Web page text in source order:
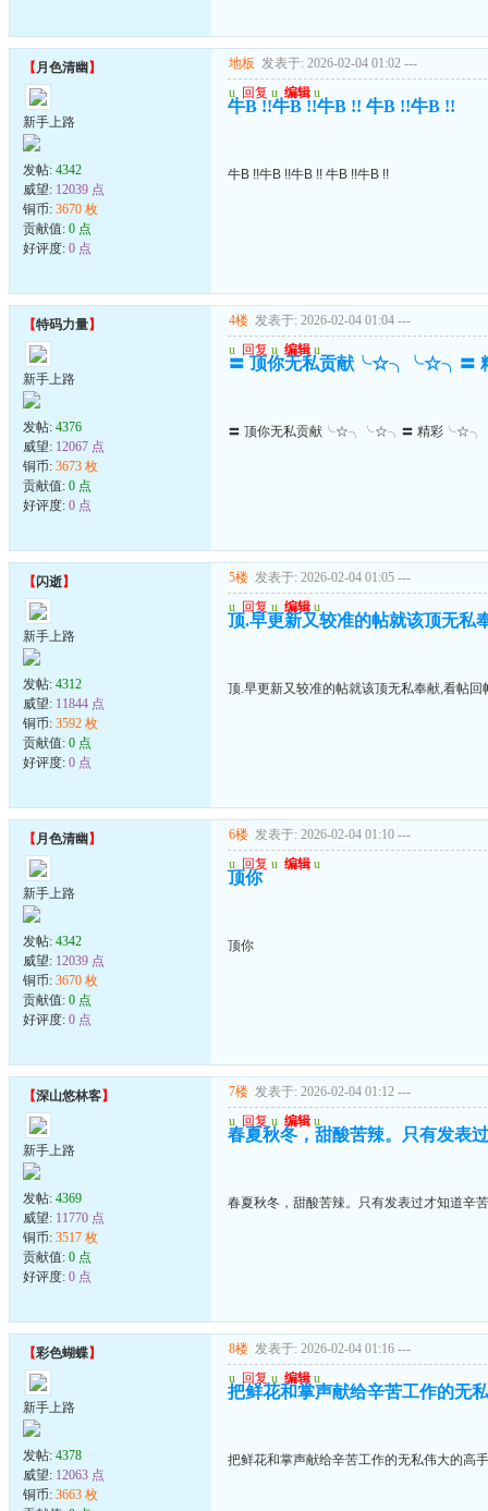
【月色清幽 】
新手上路
发帖: 4342
威望: 12039 点
铜币: 3670 枚
贡献值: 0 点
好评度: 0 点
地板 发表于: 2026-02-04 01:02 ---
u 回复 u 编辑 u
牛B !!牛B !!牛B !! 牛B !!牛B !!
牛B !!牛B !!牛B !! 牛B !!牛B !!
【特码力量】
新手上路
发帖: 4376
威望: 12067 点
铜币: 3673 枚
贡献值: 0 点
好评度: 0 点
4楼 发表于: 2026-02-04 01:04 ---
u 回复 u 编辑 u
〓 顶你无私贡献╰☆╮╰☆╮
〓 顶你无私贡献╰☆╮╰☆╮〓 精彩
【闪逝】
新手上路
发帖: 4312
威望: 11844 点
铜币: 3592 枚
贡献值: 0 点
好评度: 0 点
5楼 发表于: 2026-02-04 01:05 ---
u 回复 u 编辑 u
顶.早更新又较准的帖就该顶无私
顶.早更新又较准的帖就该顶无私奉献,看帖回
【月色清幽 】
新手上路
发帖: 4342
威望: 12039 点
铜币: 3670 枚
贡献值: 0 点
好评度: 0 点
6楼 发表于: 2026-02-04 01:10 ---
u 回复 u 编辑 u
顶你
顶你
【深山悠林客】
新手上路
发帖: 4369
威望: 11770 点
铜币: 3517 枚
贡献值: 0 点
好评度: 0 点
7楼 发表于: 2026-02-04 01:12 ---
u 回复 u 编辑 u
春夏秋冬，甜酸苦辣。只有发表
春夏秋冬，甜酸苦辣。只有发表过才知道辛
【彩色蝴蝶】
新手上路
发帖: 4378
威望: 12063 点
铜币: 3663 枚
8楼 发表于: 2026-02-04 01:16 ---
u 回复 u 编辑 u
把鲜花和掌声献给辛苦工作的无
把鲜花和掌声献给辛苦工作的无私伟大的高